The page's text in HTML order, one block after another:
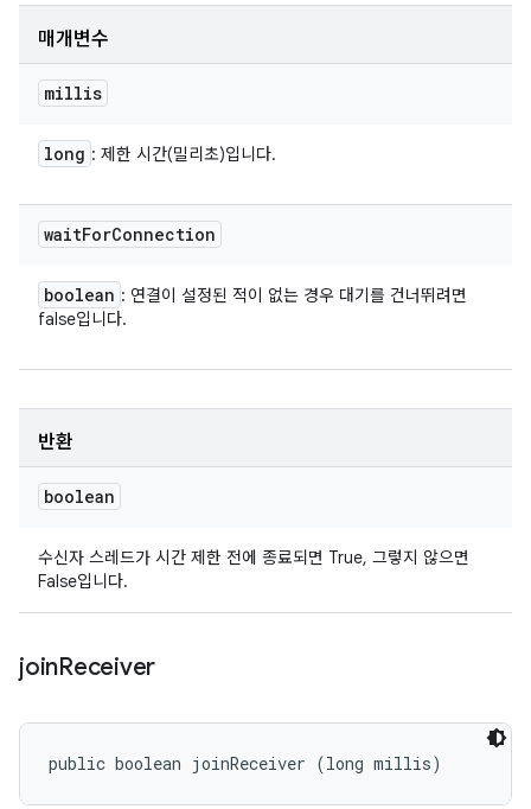
매개변수
millis
long : 제한 시간(밀리초)입니다.
waitForConnection
boolean : 연결이 설정된 적이 없는 경우 대기를 건너뛰려면
false입니다.
반환
boolean
수신자 스레드가 시간 제한 전에 종료되면 True, 그렇지 않으면
False입니다.
joinReceiver
public boolean joinReceiver (long millis)